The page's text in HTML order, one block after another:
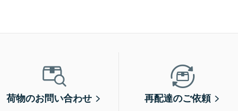
荷物のお問い合わせ 再配達のご依頼